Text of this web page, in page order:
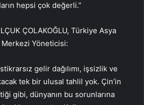
hepsi çok değerli.”
ÇOLAKOĞLU, Türkiye Asya
Merkezi Yöneticisi:
gelir dağılımı, işsizlik ve
tek bir ulusal tahlil yok. Çin’in
gibi, dünyanın bu sorunlarına